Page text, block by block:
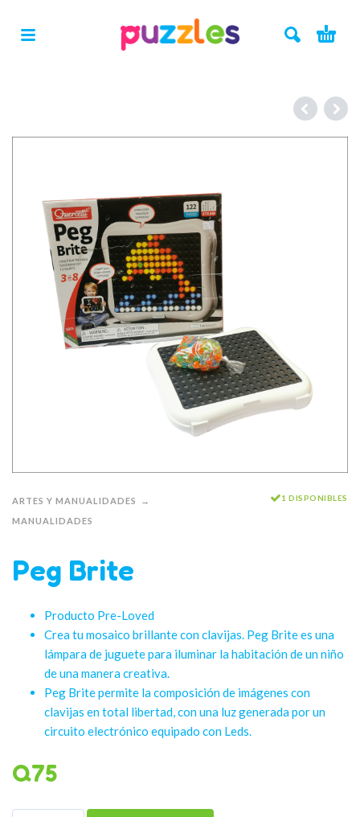
ARTES Y MANUALIDADES
MANUALIDADES
1 DISPONIBLES
Peg Brite
Producto Pre-Loved
Crea tu mosaico brillante con clavijas. Peg Brite es una
lámpara de juguete para iluminar la habitación de un niño
de una manera creativa.
Peg Brite permite la composición de imágenes con
clavijas en total libertad, con una luz generada por un
circuito electrónico equipado con Leds.
Q75